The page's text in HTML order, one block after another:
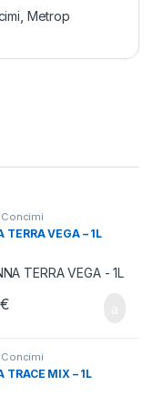
Metrop
Concimi
TERRA VEGA – 1L
€
Concimi
TRACE MIX – 1L